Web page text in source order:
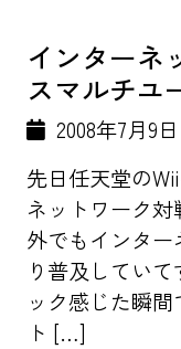
インターネ
スマルチユ
2008年7月9日
先日任天堂の
ネットワーク
外でもインタ
り普及してい
ック感じた瞬
ト […]